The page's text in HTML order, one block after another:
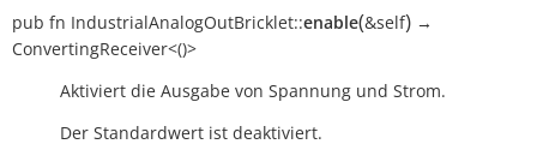
pub fn IndustrialAnalogOutBricklet::enable(&self) →
ConvertingReceiver<()>
Aktiviert die Ausgabe von Spannung und Strom.
Der Standardwert ist deaktiviert.